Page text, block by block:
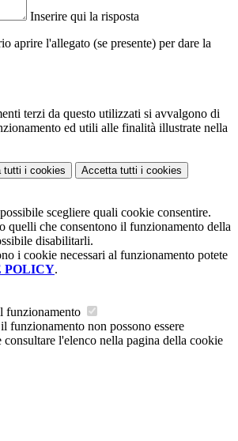
Inserire qui la risposta
aprire l'allegato (se presente) per dare la
terzi da questo utilizzati si avvalgono di
ed utili alle finalità illustrate nella
tutti i cookies Accetta tutti i cookies
scegliere quali cookie consentire.
quelli che consentono il funzionamento della
disabilitarli.
i cookie necessari al funzionamento potete
POLICY.
funzionamento
funzionamento non possono essere
l'elenco nella pagina della cookie